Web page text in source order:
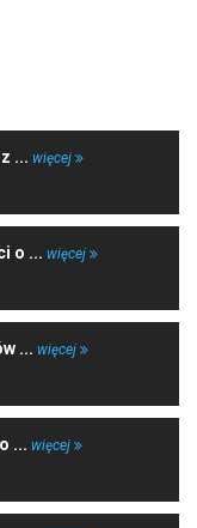
... więcej
o ... więcej
... więcej
... więcej